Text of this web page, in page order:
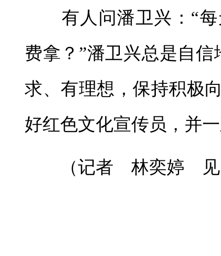
有人问潘卫兴：“每
费拿？”潘卫兴总是自
求、有理想，保持积极
好红色文化宣传员，并
（记者 林奕婷 见